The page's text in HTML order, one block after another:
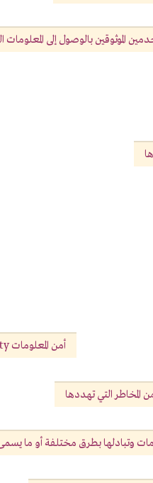
الموثوقين بالوصول إلى
أمن المعلومات Information Security
المخاطر التي تهددها
وتبادلها بطرق مختلفة أو ما